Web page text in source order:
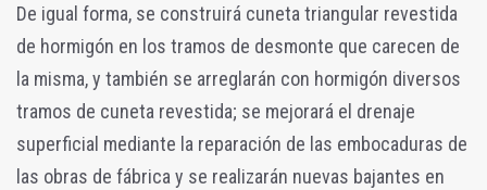
De igual forma, se construirá cuneta triangular revestida
de hormigón en los tramos de desmonte que carecen de
la misma, y también se arreglarán con hormigón diversos
tramos de cuneta revestida; se mejorará el drenaje
superficial mediante la reparación de las embocaduras de
las obras de fábrica y se realizarán nuevas bajantes en